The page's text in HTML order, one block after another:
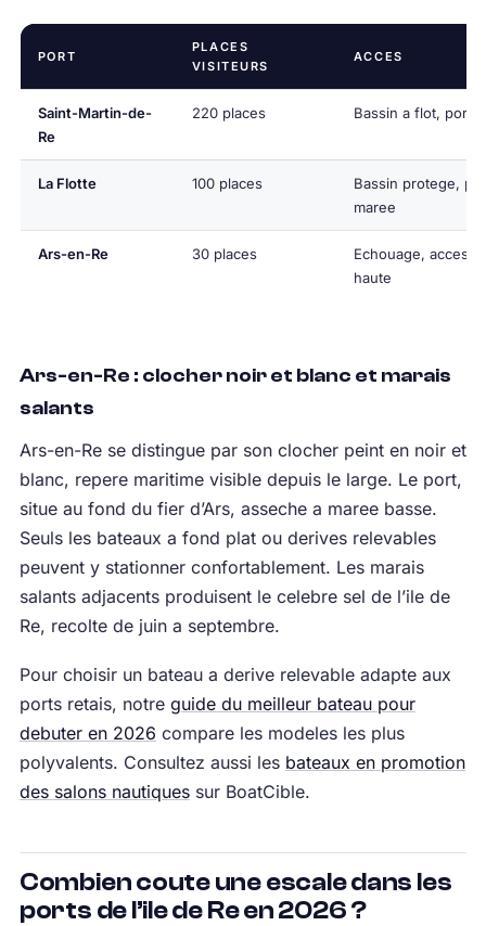
PORT
PLACES
VISITEURS
ACCES
Saint-Martin-de-
Re
220 places Bassin a flot, porte
La Flotte 100 places
Bassin protege,
maree
Ars-en-Re 30 places
Echouage, acces
haute
Ars-en-Re : clocher noir et blanc et marais
salants
Ars-en-Re se distingue par son clocher peint en noir et
blanc, repere maritime visible depuis le large. Le port,
situe au fond du fier d’Ars, asseche a maree basse.
Seuls les bateaux a fond plat ou derives relevables
peuvent y stationner confortablement. Les marais
salants adjacents produisent le celebre sel de l’ile de
Re, recolte de juin a septembre.
Pour choisir un bateau a derive relevable adapte aux
ports retais, notre guide du meilleur bateau pour
debuter en 2026 compare les modeles les plus
polyvalents. Consultez aussi les bateaux en promotion
des salons nautiquessur BoatCible.
Combien coute une escale dans les
ports de l’ile de Re en 2026 ?